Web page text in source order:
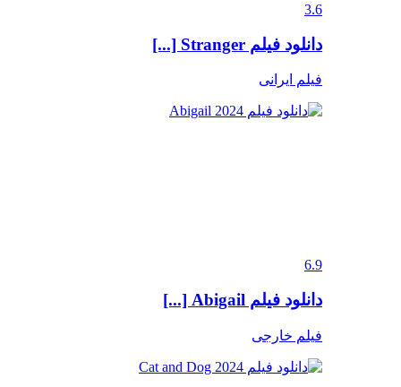
3.6
دانلود فیلم Stranger [...]
فیلم ایرانی
6.9
دانلود فیلم Abigail [...]
فیلم خارجی